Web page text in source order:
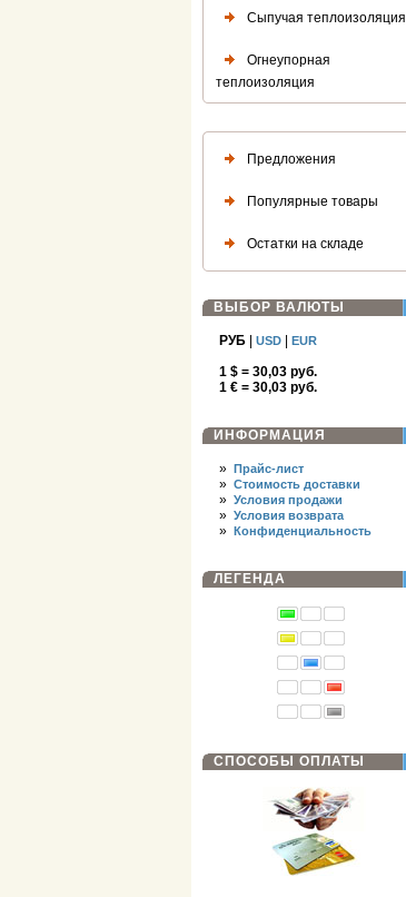
Сыпучая теплоизоляция
Огнеупорная
теплоизоляция
Предложения
Популярные товары
Остатки на складе
ВЫБОР ВАЛЮТЫ
РУБ USD EUR
1 $ = 30,03 руб.
1 € = 30,03 руб.
ИНФОРМАЦИЯ
» Прайс-лист
» Стоимость доставки
» Условия продажи
» Условия возврата
» Конфиденциальность
ЛЕГЕНДА
СПОСОБЫ ОПЛАТЫ